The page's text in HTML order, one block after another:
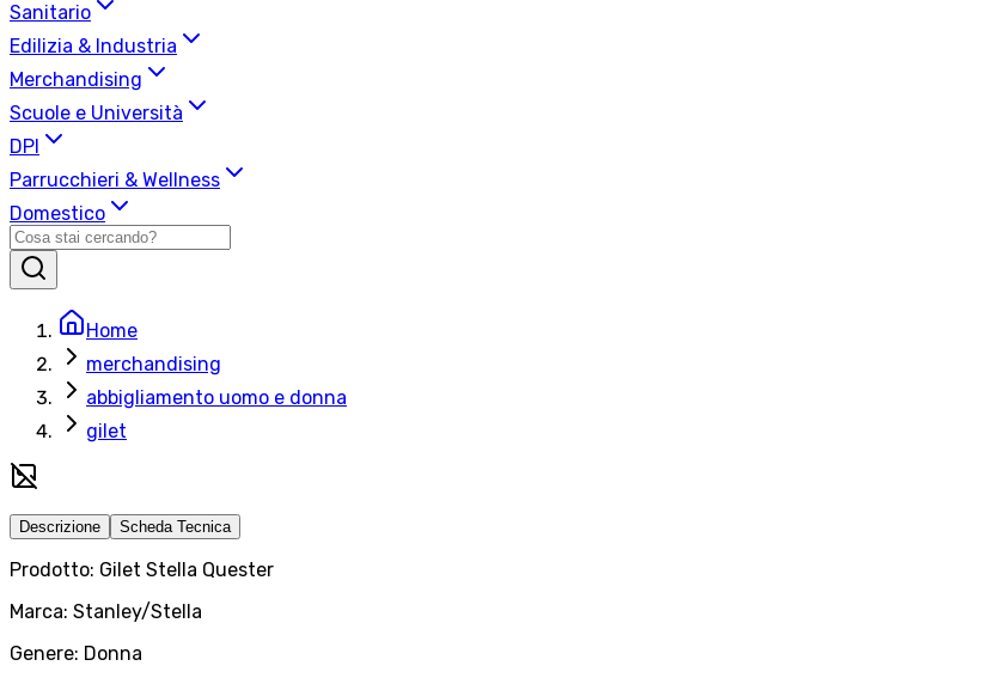
Sanitario
Edilizia & Industria
Merchandising
Scuole e Università
DPI
Parrucchieri & Wellness
Domestico
Home
merchandising
abbigliamento uomo e donna
gilet
Descrizione Scheda Tecnica
Prodotto: Gilet Stella Quester
Marca: Stanley/Stella
Genere: Donna